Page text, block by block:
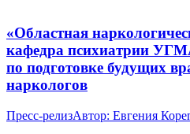
«Областная
кафедра психиатрии
по подготовке будущих
наркологов
Пресс-релизАвтор: Евгения